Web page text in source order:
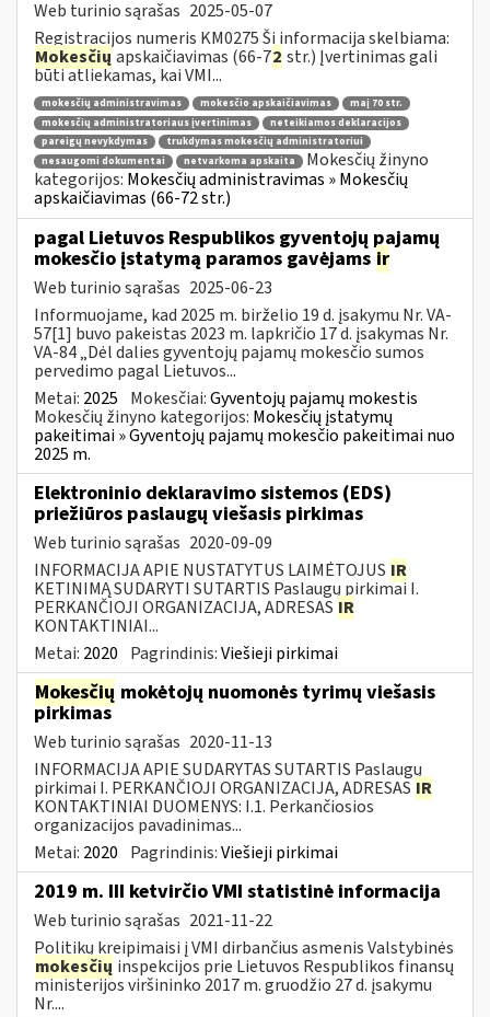
Web turinio sąrašas 2025-05-07
Registracijos numeris KM0275 Ši informacija skelbiama:
Mokesčių apskaičiavimas (66-72 str.) Įvertinimas gali
būti atliekamas, kai VMI...
mokesčių administravimas mokesčio apskaičiavimas
maį 70 str.
mokesčių administratoriaus įvertinimas
neteikiamos deklaracijos
pareigų nevykdymas
trukdymas mokesčių administratoriui
nesaugomi dokumentai
netvarkoma apskaita
Mokesčių žinyno
kategorijos: Mokesčių administravimas » Mokesčių
apskaičiavimas (66-72 str.)
pagal Lietuvos Respublikos gyventojų pajamų
mokesčio įstatymą paramos gavėjams ir
Web turinio sąrašas 2025-06-23
Informuojame, kad 2025 m. birželio 19 d. įsakymu Nr. VA-
57[1] buvo pakeistas 2023 m. lapkričio 17 d. įsakymas Nr.
VA-84 „Dėl dalies gyventojų pajamų mokesčio sumos
pervedimo pagal Lietuvos...
Metai: 2025 Mokesčiai:Gyventojų pajamų mokestis
Mokesčių žinyno kategorijos: Mokesčių įstatymų
pakeitimai » Gyventojų pajamų mokesčio pakeitimai nuo
2025 m.
Elektroninio deklaravimo sistemos (EDS)
priežiūros paslaugų viešasis pirkimas
Web turinio sąrašas 2020-09-09
INFORMACIJA APIE NUSTATYTUS LAIMĖTOJUS IR
KETINIMĄ SUDARYTI SUTARTIS Paslaugų pirkimai I.
PERKANČIOJI ORGANIZACIJA, ADRESAS IR
KONTAKTINIAI...
Metai: 2020 Pagrindinis:Viešieji pirkimai
Mokesčių mokėtojų nuomonės tyrimų viešasis
pirkimas
Web turinio sąrašas 2020-11-13
INFORMACIJA APIE SUDARYTAS SUTARTIS Paslaugų
pirkimai I. PERKANČIOJI ORGANIZACIJA, ADRESAS IR
KONTAKTINIAI DUOMENYS: I.1. Perkančiosios
organizacijos pavadinimas...
Metai: 2020 Pagrindinis:Viešieji pirkimai
2019 m. III ketvirčio VMI statistinė informacija
Web turinio sąrašas 2021-11-22
Politikų kreipimaisi į VMI dirbančius asmenis Valstybinės
mokesčių inspekcijos prie Lietuvos Respublikos finansų
ministerijos viršininko 2017 m. gruodžio 27 d. įsakymu
Nr....